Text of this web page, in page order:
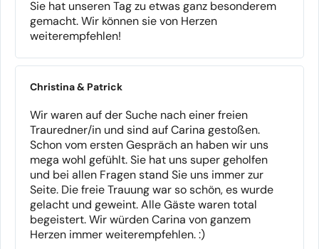
Sie hat unseren Tag zu etwas ganz besonderem
gemacht. Wir können sie von Herzen
weiterempfehlen!
Christina & Patrick
Wir waren auf der Suche nach einer freien
Trauredner/in und sind auf Carina gestoßen.
Schon vom ersten Gespräch an haben wir uns
mega wohl gefühlt. Sie hat uns super geholfen
und bei allen Fragen stand Sie uns immer zur
Seite. Die freie Trauung war so schön, es wurde
gelacht und geweint. Alle Gäste waren total
begeistert. Wir würden Carina von ganzem
Herzen immer weiterempfehlen. :)